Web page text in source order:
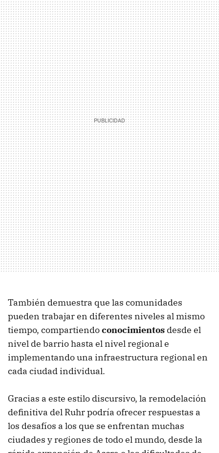
También demuestra que las comunidades
pueden trabajar en diferentes niveles al mismo
tiempo, compartiendoconocimientos desde el
nivel de barrio hasta el nivel regional e
implementando una infraestructura regional en
cada ciudad individual.
Gracias a este estilo discursivo, la remodelación
definitiva del Ruhr podría ofrecer respuestas a
los desafíos a los que se enfrentan muchas
ciudades y regiones de todo el mundo, desde la